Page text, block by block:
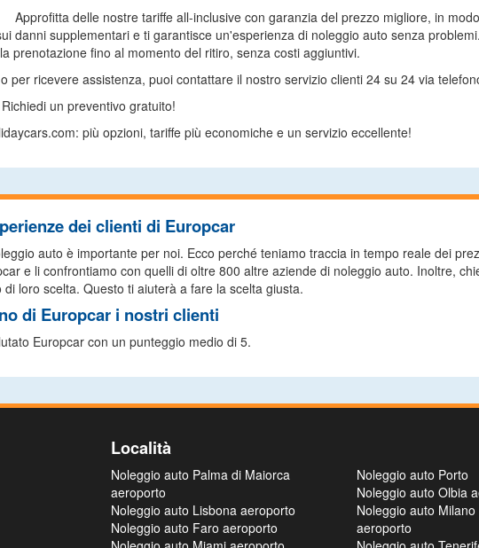
Approfitta delle nostre tariffe all-inclusive con garanzia del prezzo migliore, in
danni supplementari e ti garantisce un'esperienza di noleggio auto senza
prenotazione fino al momento del ritiro, senza costi aggiuntivi.
per ricevere assistenza, puoi contattare il nostro servizio clienti 24 su 24 via
un preventivo gratuito!
più opzioni, tariffe più economiche e un servizio eccellente!
dei clienti di Europcar
auto è importante per noi. Ecco perché teniamo traccia in tempo reale dei
e li confrontiamo con quelli di oltre 800 altre aziende di noleggio auto. Inoltre,
loro scelta. Questo ti aiuterà a fare la scelta giusta.
di Europcar i nostri clienti
Europcar con un punteggio medio di 5.
Località
Noleggio auto Palma di Maiorca
aeroporto
Noleggio auto Lisbona aeroporto
Noleggio auto Faro aeroporto
Noleggio auto Porto
Noleggio auto Olbia
Noleggio auto
aeroporto